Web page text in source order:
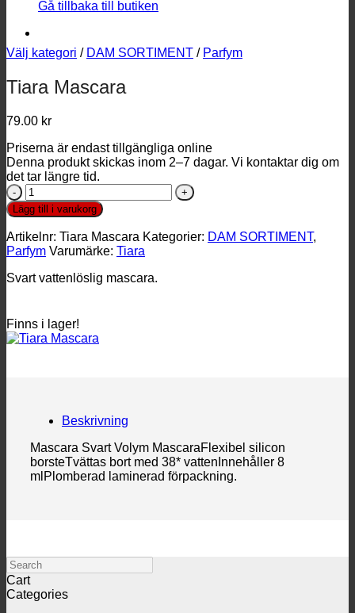
Gå tillbaka till butiken
Välj kategori / DAM SORTIMENT / Parfym
Tiara Mascara
79.00 kr
Priserna är endast tillgängliga online
Denna produkt skickas inom 2–7 dagar. Vi kontaktar dig om
det tar längre tid.
Tiara
Mascara
mängd
Lägg till i varukorg
Artikelnr: Tiara Mascara Kategorier: DAM SORTIMENT,
Parfym Varumärke: Tiara
Svart vattenlöslig mascara.
Finns i lager!
Beskrivning
Mascara Svart Volym MascaraFlexibel silicon
borsteTvättas bort med 38* vattenInnehåller 8
mlPlomberad laminerad förpackning.
Search
Cart
Categories